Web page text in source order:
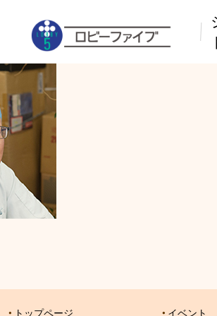
トップページ
イベント